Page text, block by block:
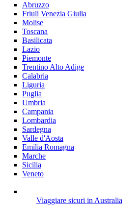
Abruzzo
Friuli Venezia Giulia
Molise
Toscana
Basilicata
Lazio
Piemonte
Trentino Alto Adige
Calabria
Liguria
Puglia
Umbria
Campania
Lombardia
Sardegna
Valle d'Aosta
Emilia Romagna
Marche
Sicilia
Veneto
Viaggiare sicuri in Australia